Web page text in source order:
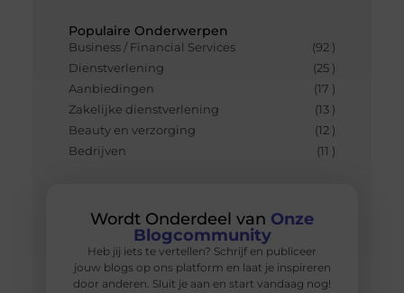
Populaire Onderwerpen
Business / Financial Services
(92 )
Dienstverlening
(25 )
Aanbiedingen
(17 )
Zakelijke dienstverlening
(13 )
Beauty en verzorging
(12 )
Bedrijven
(11 )
Wordt Onderdeel van Onze
Blogcommunity
Heb jij iets te vertellen? Schrijf en publiceer
jouw blogs op ons platform en laat je inspireren
door anderen. Sluit je aan en start vandaag nog!